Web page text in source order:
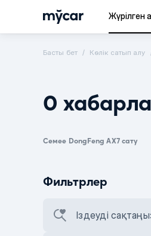
Жүрілген
Басты бет Көлік сатып алу
0
Семее DongFeng AX7 сату
Фильтрлер
Іздеуді